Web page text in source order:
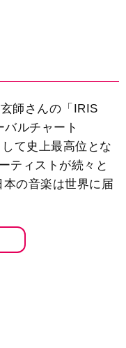
師さんの「IRIS
ルチャート
て史上最高位とな
ティストが続々と
の音楽は世界に届